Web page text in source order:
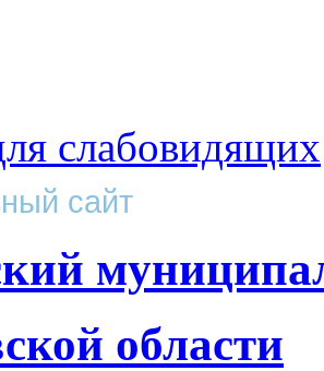
слабовидящих
сайт
области